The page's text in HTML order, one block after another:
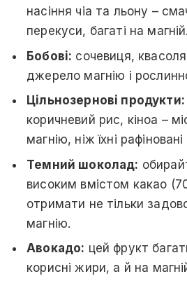
насіння чіа та льону –
перекуси, багаті на магній.
Бобові: сочевиця,
джерело магнію і
Цільнозернові продукти:
коричневий рис, кіноа –
магнію, ніж їхні
Темний шоколад:
високим вмістом какао
отримати не тільки
магнію.
Авокадо: цей фрукт
корисні жири, а й на